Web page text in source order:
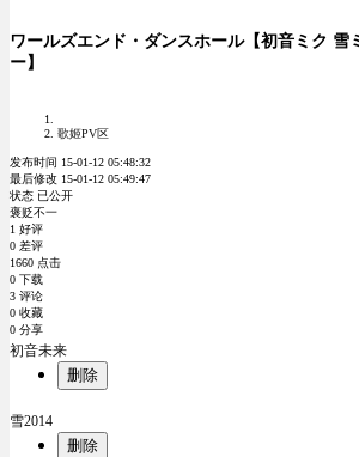
ワールズエンド・ダンスホール【初音ミク 雪
ー】
歌姬PV区
发布时间 15-01-12 05:48:32
最后修改 15-01-12 05:49:47
状态 已公开
褒贬不一
1 好评
0 差评
1660 点击
0 下载
3 评论
0 收藏
0 分享
初音未来
删除
雪2014
删除